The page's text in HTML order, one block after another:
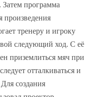
Затем программа
произведения
тренеру и игроку
следующий ход. С её
приземлиться мяч при
отталкиваться и
создания